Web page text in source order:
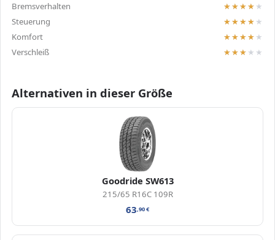
Bremsverhalten
Steuerung
Komfort
Verschleiß
Alternativen in dieser Größe
Goodride SW613
215/65 R16C 109R
63,90€